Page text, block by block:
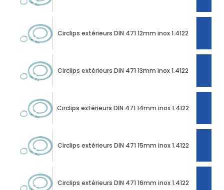
Circlips extérieurs DIN 471 12mm inox 1.4122
Circlips extérieurs DIN 471 13mm inox 1.4122
Circlips extérieurs DIN 471 14mm inox 1.4122
Circlips extérieurs DIN 471 15mm inox 1.4122
Circlips extérieurs DIN 471 16mm inox 1.4122